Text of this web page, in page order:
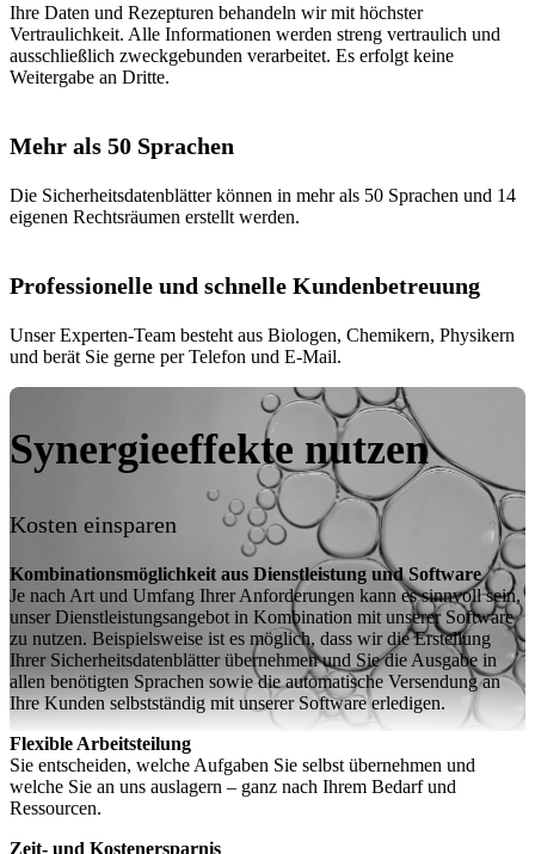
Ihre Daten und Rezepturen behandeln wir mit höchster
Vertraulichkeit. Alle Informationen werden streng vertraulich und
ausschließlich zweckgebunden verarbeitet. Es erfolgt keine
Weitergabe an Dritte.
Mehr als 50 Sprachen
Die Sicherheitsdatenblätter können in mehr als 50 Sprachen und 14
eigenen Rechtsräumen erstellt werden.
Professionelle und schnelle Kundenbetreuung
Unser Experten-Team besteht aus Biologen, Chemikern, Physikern
und berät Sie gerne per Telefon und E-Mail.
Synergieeffekte nutzen
Kosten einsparen
Kombinationsmöglichkeit aus Dienstleistung und Software
Je nach Art und Umfang Ihrer Anforderungen kann es sinnvoll sein,
unser Dienstleistungsangebot in Kombination mit unserer Software
zu nutzen. Beispielsweise ist es möglich, dass wir die Erstellung
Ihrer Sicherheitsdatenblätter übernehmen und Sie die Ausgabe in
allen benötigten Sprachen sowie die automatische Versendung an
Ihre Kunden selbstständig mit unserer Software erledigen.
Flexible Arbeitsteilung
Sie entscheiden, welche Aufgaben Sie selbst übernehmen und
welche Sie an uns auslagern – ganz nach Ihrem Bedarf und
Ressourcen.
Zeit- und Kostenersparnis